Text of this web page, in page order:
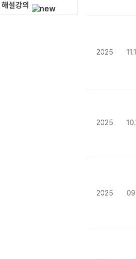
해설강의
2025
2025
2025